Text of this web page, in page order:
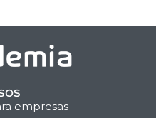
empresas